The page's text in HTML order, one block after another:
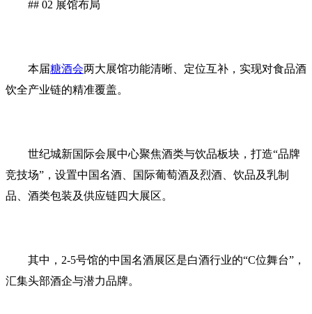
## 02 展馆布局
本届糖酒会两大展馆功能清晰、定位互补，实现对食品酒
饮全产业链的精准覆盖。
世纪城新国际会展中心聚焦酒类与饮品板块，打造“品牌
竞技场”，设置中国名酒、国际葡萄酒及烈酒、饮品及乳制
品、酒类包装及供应链四大展区。
其中，2-5号馆的中国名酒展区是白酒行业的“C位舞台”，
汇集头部酒企与潜力品牌。